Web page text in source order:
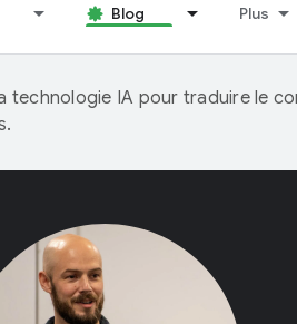
Blog Plus
technologie IA pour traduire le